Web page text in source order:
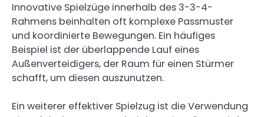
Innovative Spielzüge innerhalb des 3-3-4-
Rahmens beinhalten oft komplexe Passmuster
und koordinierte Bewegungen. Ein häufiges
Beispiel ist der überlappende Lauf eines
Außenverteidigers, der Raum für einen Stürmer
schafft, um diesen auszunutzen.
Ein weiterer effektiver Spielzug ist die Verwendung